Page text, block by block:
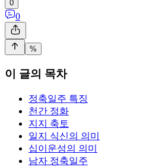
0
0
%
이 글의 목차
정축일주 특징
천간 정화
지지 축토
일지 식신의 의미
십이운성의 의미
남자 정축일주